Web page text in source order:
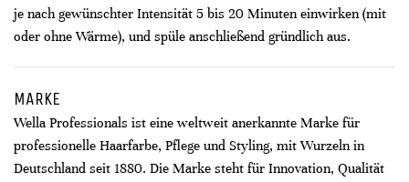
je nach gewünschter Intensität 5 bis 20 Minuten einwirken (mit
oder ohne Wärme), und spüle anschließend gründlich aus.
MARKE
Wella Professionals ist eine weltweit anerkannte Marke für
professionelle Haarfarbe, Pflege und Styling, mit Wurzeln in
Deutschland seit 1880. Die Marke steht für Innovation, Qualität